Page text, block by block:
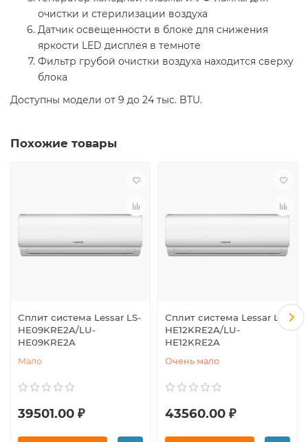
очистки и стерилизации воздуха
Датчик освещенности в блоке для снижения
яркости LED дисплея в темноте
Фильтр грубой очистки воздуха находится сверху
блока
Доступны модели от 9 до 24 тыс. BTU.
Похожие товары
Сплит система Lessar LS-
HE09KRE2A/LU-
HE09KRE2A
Мало
39501.00 ₽
Сплит система Lessar LS-
HE12KRE2A/LU-
HE12KRE2A
Очень мало
43560.00 ₽